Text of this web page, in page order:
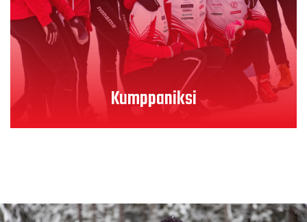
Lue lisää
Kumppaniksi